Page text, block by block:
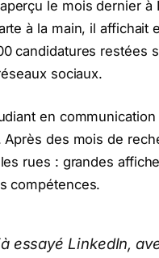
le mois dernier
à la main, il
candidatures restées
sociaux.
en
des mois de
rues : grandes
compétences.
essayé LinkedIn,